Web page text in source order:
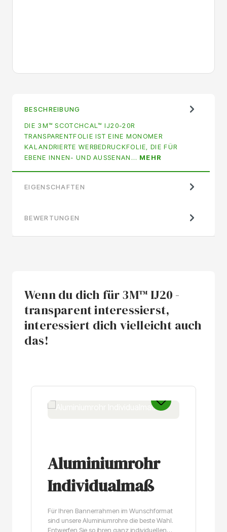
BESCHREIBUNG
DIE 3M™ SCOTCHCAL™ IJ20-20R
TRANSPARENTFOLIE IST EINE MONOMER
KALANDRIERTE WERBEDRUCKFOLIE, DIE FÜR
EBENE INNEN- UND AUSSENAN… MEHR
EIGENSCHAFTEN
BEWERTUNGEN
Wenn du dich für 3M™ IJ20 -
transparent interessierst,
interessiert dich vielleicht auch
das!
Aluminiumrohr
Individualmaß
Für Ihren Bannerrahmen im Wunschformat
sind unsere Aluminiumrohre die beste Wahl.
Entwerfen Sie so ihren ganz individuellen